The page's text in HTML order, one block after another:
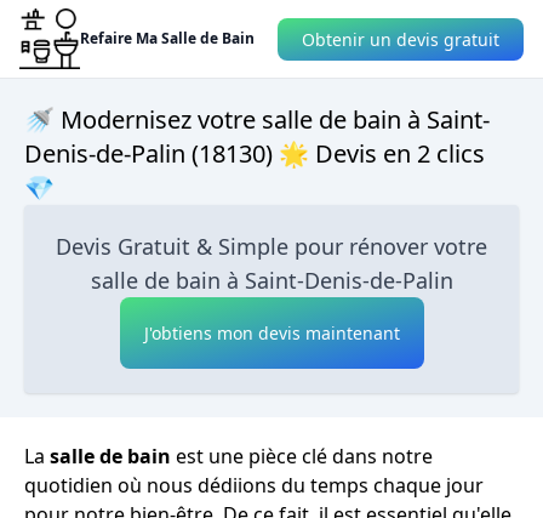
Refaire Ma Salle de Bain Obtenir un devis gratuit
🚿 Modernisez votre salle de bain à Saint-
Denis-de-Palin (18130) 🌟 Devis en 2 clics
💎
Devis Gratuit & Simple pour rénover votre
salle de bain à Saint-Denis-de-Palin
J'obtiens mon devis maintenant
La salle de bain est une pièce clé dans notre
quotidien où nous dédiions du temps chaque jour